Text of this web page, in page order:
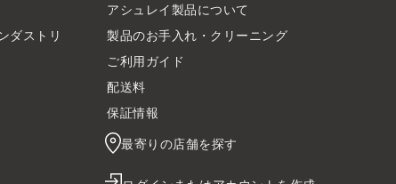
ダストリ
アシュレイ製品について
製品のお手入れ・クリーニング
ご利用ガイド
配送料
保証情報
最寄りの店舗を探す